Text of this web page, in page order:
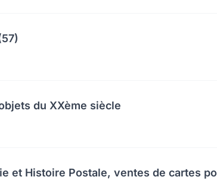
du XXème siècle
et Histoire Postale, ventes de cartes